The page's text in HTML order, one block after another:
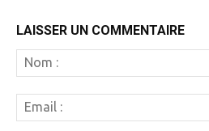
LAISSER UN COMMENTAIRE